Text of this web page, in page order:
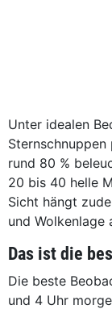
Unter idealen
rund 80 %
20 bis 40 helle
Sicht hängt
und Wolkenlage
Das ist die
Die beste
und 4 Uhr